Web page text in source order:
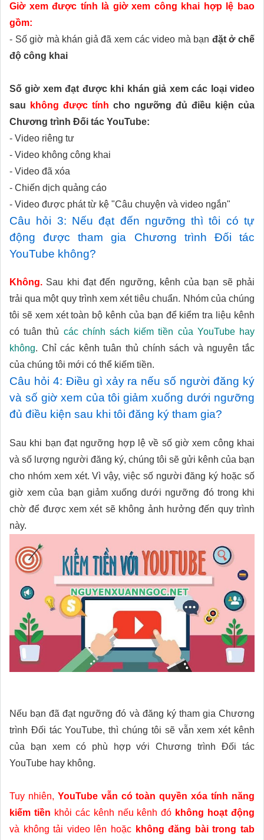
Giờ xem được tính là giờ xem công khai hợp lệ bao
gồm:
- Số giờ mà khán giả đã xem các video mà bạn đặt ở chế
độ công khai
Số giờ xem đạt được khi khán giả xem các loại video
sau
không được tính cho ngưỡng đủ điều kiện của
Chương trình Đối tác YouTube:
- Video riêng tư
- Video không công khai
- Video đã xóa
- Chiến dịch quảng cáo
- Video được phát từ kệ "Câu chuyện và video ngắn"
Câu hỏi 3: Nếu đạt đến ngưỡng thì tôi có tự
động được tham gia Chương trình Đối tác
YouTube không?
Không. Sau khi đạt đến ngưỡng, kênh của bạn sẽ phải
trải qua một quy trình xem xét tiêu chuẩn. Nhóm của chúng
tôi sẽ xem xét toàn bộ kênh của bạn để kiểm tra liệu kênh
có tuân thủ các chính sách kiếm tiền của YouTube hay
không. Chỉ các kênh tuân thủ chính sách và nguyên tắc
của chúng tôi mới có thể kiếm tiền.
Câu hỏi 4: Điều gì xảy ra nếu số người đăng ký
và số giờ xem của tôi giảm xuống dưới ngưỡng
đủ điều kiện sau khi tôi đăng ký tham gia?
Sau khi bạn đạt ngưỡng hợp lệ về số giờ xem công khai
và số lượng người đăng ký, chúng tôi sẽ gửi kênh của bạn
cho nhóm xem xét. Vì vậy, việc số người đăng ký hoặc số
giờ xem của bạn giảm xuống dưới ngưỡng đó trong khi
chờ để được xem xét sẽ không ảnh hưởng đến quy trình
này.
Nếu bạn đã đạt ngưỡng đó và đăng ký tham gia Chương
trình Đối tác YouTube, thì chúng tôi sẽ vẫn xem xét kênh
của bạn xem có phù hợp với Chương trình Đối tác
YouTube hay không.
Tuy nhiên, YouTube vẫn có toàn quyền xóa tính năng
kiếm tiền khỏi các kênh nếu kênh đó không hoạt động
và không tải video lên hoặc không đăng bài trong tab